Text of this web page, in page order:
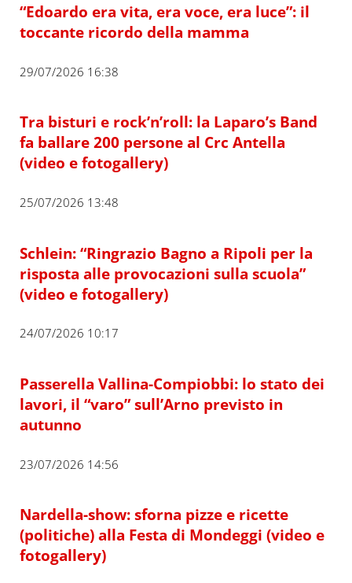
“Edoardo era vita, era voce, era luce”: il
toccante ricordo della mamma
29/07/2026 16:38
Tra bisturi e rock’n’roll: la Laparo’s Band
fa ballare 200 persone al Crc Antella
(video e fotogallery)
25/07/2026 13:48
Schlein: “Ringrazio Bagno a Ripoli per la
risposta alle provocazioni sulla scuola”
(video e fotogallery)
24/07/2026 10:17
Passerella Vallina-Compiobbi: lo stato dei
lavori, il “varo” sull’Arno previsto in
autunno
23/07/2026 14:56
Nardella-show: sforna pizze e ricette
(politiche) alla Festa di Mondeggi (video e
fotogallery)